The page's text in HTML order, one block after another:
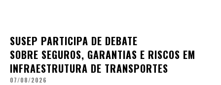
SUSEP PARTICIPA DE DEBATE
SOBRE SEGUROS, GARANTIAS E RISCOS EM
INFRAESTRUTURA DE TRANSPORTES
07/08/2026